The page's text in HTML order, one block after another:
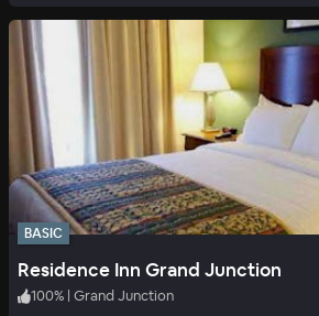
BASIC
Residence Inn Grand Junction
100% | Grand Junction